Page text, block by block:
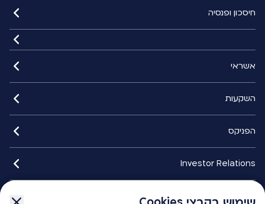
חיסכון ופנסיה
אשראי
השקעות
הפניקס
Investor Relations